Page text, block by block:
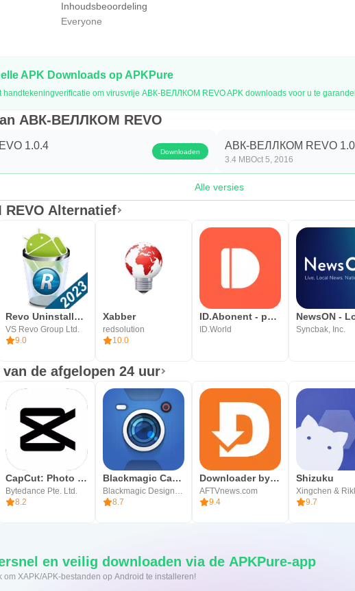
Inhoudsbeoordeling
Everyone
APK Downloads op APKPure
handtekeningverificatie om virusvrije АВК-ВЕЛЛКОМ REVO APK downloads voor u te
АВК-ВЕЛЛКОМ REVO
1.0.4 Downloaden АВК-ВЕЛЛКОМ REVO 1.0
3.4 MBOct 5, 2016
Alle versies
Alternatief
Revo Uninstaller Mobile
VS Revo Group Ltd.
9.0
Xabber
redsolution
10.0
ID.Abonent - регистрация SIM
ID.World Syncbak, Inc.
de afgelopen 24 uur
CapCut: Photo & Video Editor
Bytedance Pte. Ltd.
8.2
Blackmagic Camera
8.7
Downloader by AFTVnews
AFTVnews.com
9.4
Shizuku
Xingchen &
9.7
Supersnel en veilig downloaden via de APKPure-app
Eén klik om XAPK/APK-bestanden op Android te installeren!